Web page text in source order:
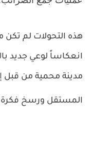
هذه التحولات لم تكن
انعكاساً لوعي جديد
مدينة محمية من قبل
المستقل ورسخ فكرة